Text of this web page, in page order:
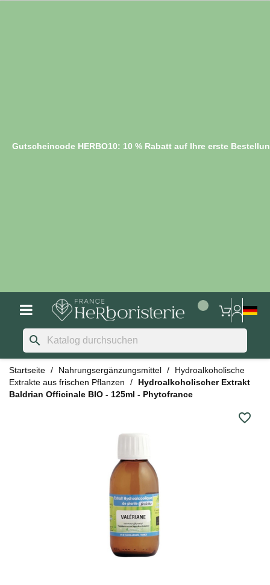
Gutscheincode HERBO10: 10 % Rabatt auf Ihre erste
search
Startseite Nahrungsergänzungsmittel
Hydroalkoholische
Extrakte aus frischen Pflanzen
Hydroalkoholischer Extrakt
Baldrian Officinale BIO - 125ml - Phytofrance
favorite_border